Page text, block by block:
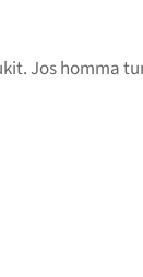
Jos homma